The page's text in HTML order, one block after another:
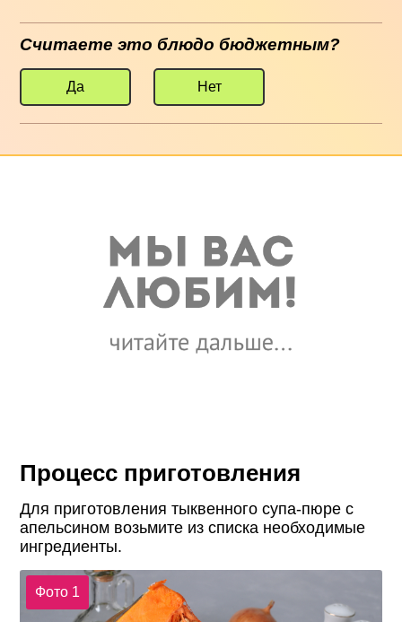
Считаете это блюдо бюджетным?
Да Нет
Процесс приготовления
Для приготовления тыквенного супа-пюре с
апельсином возьмите из списка необходимые
ингредиенты.
Фото 1